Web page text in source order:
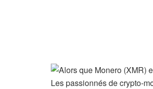
Les passionnés de crypto-